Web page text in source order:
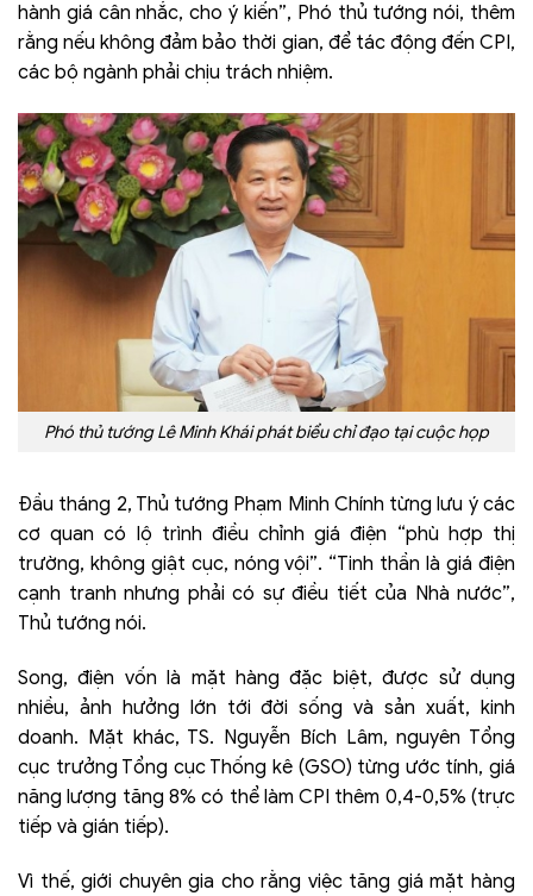
hành giá cân nhắc, cho ý kiến”, Phó thủ tướng nói, thêm
rằng nếu không đảm bảo thời gian, để tác động đến CPI,
các bộ ngành phải chịu trách nhiệm.
Phó thủ tướng Lê Minh Khái phát biểu chỉ đạo tại cuộc họp
Đầu tháng 2, Thủ tướng Phạm Minh Chính từng lưu ý các
cơ quan có lộ trình điều chỉnh giá điện “phù hợp thị
trường, không giật cục, nóng vội”. “Tinh thần là giá điện
cạnh tranh nhưng phải có sự điều tiết của Nhà nước”,
Thủ tướng nói.
Song, điện vốn là mặt hàng đặc biệt, được sử dụng
nhiều, ảnh hưởng lớn tới đời sống và sản xuất, kinh
doanh. Mặt khác, TS. Nguyễn Bích Lâm, nguyên Tổng
cục trưởng Tổng cục Thống kê (GSO) từng ước tính, giá
năng lượng tăng 8% có thể làm CPI thêm 0,4-0,5% (trực
tiếp và gián tiếp).
Vì thế, giới chuyên gia cho rằng việc tăng giá mặt hàng